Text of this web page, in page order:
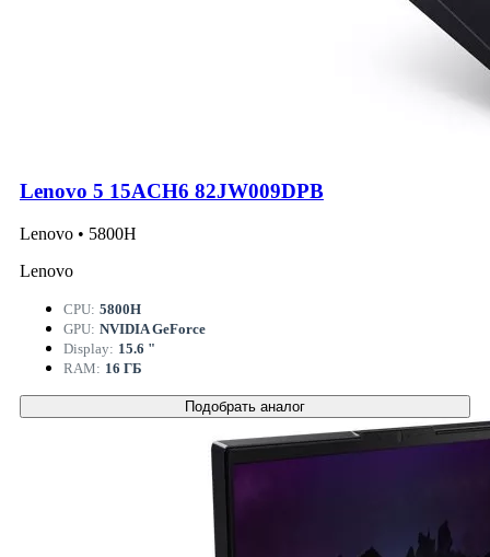
Lenovo 5 15ACH6 82JW009DPB
Lenovo • 5800H
Lenovo
CPU: 5800H
GPU: NVIDIA GeForce
Display: 15.6 "
RAM: 16 ГБ
Подобрать аналог